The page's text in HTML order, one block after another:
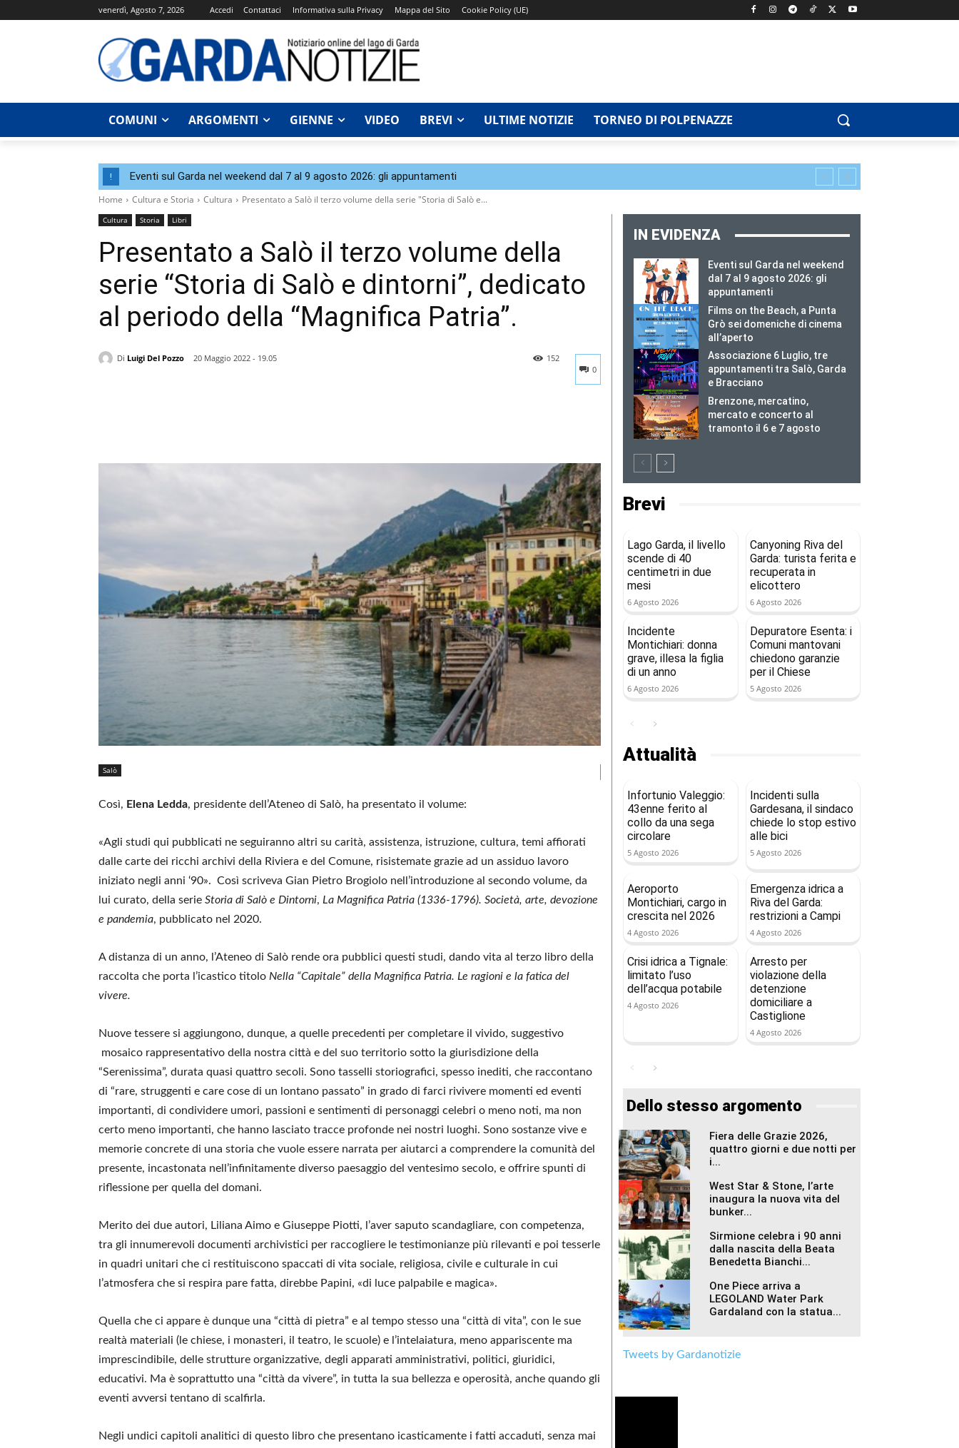
venerdì, Agosto 7, 2026 Accedi Contattaci Informativa sulla Privacy Mappa del Sito Cookie Policy (UE)
COMUNI ARGOMENTI GIENNE VIDEO BREVI ULTIME NOTIZIE TORNEO DI POLPENAZZE
! Eventi sul Garda nel weekend dal 7 al 9 agosto 2026: gli appuntamenti
Home Cultura e Storia Cultura Presentato a Salò il terzo volume della serie "Storia di Salò e...
Cultura Storia Libri
Presentato a Salò il terzo volume della
serie “Storia di Salò e dintorni”, dedicato
al periodo della “Magnifica Patria”.
Di Luigi Del Pozzo
20 Maggio 2022 - 19.05
0
152
Salò
Così, Elena Ledda, presidente dell’Ateneo di Salò, ha presentato il volume:
«Agli studi qui pubblicati ne seguiranno altri su carità, assistenza, istruzione, cultura, temi affiorati
dalle carte dei ricchi archivi della Riviera e del Comune, risistemate grazie ad un assiduo lavoro
iniziato negli anni ‘90». Così scriveva Gian Pietro Brogiolo nell’introduzione al secondo volume, da
lui curato, della serie Storia di Salò e Dintorni, La Magnifica Patria (1336-1796). Società, arte, devozione
e pandemia, pubblicato nel 2020.
A distanza di un anno, l’Ateneo di Salò rende ora pubblici questi studi, dando vita al terzo libro della
raccolta che porta l’icastico titolo Nella “Capitale” della Magnifica Patria. Le ragioni e la fatica del
vivere.
Nuove tessere si aggiungono, dunque, a quelle precedenti per completare il vivido, suggestivo
mosaico rappresentativo della nostra città e del suo territorio sotto la giurisdizione della
“Serenissima”, durata quasi quattro secoli. Sono tasselli storiografici, spesso inediti, che raccontano
di “rare, struggenti e care cose di un lontano passato” in grado di farci rivivere momenti ed eventi
importanti, di condividere umori, passioni e sentimenti di personaggi celebri o meno noti, ma non
certo meno importanti, che hanno lasciato tracce profonde nei nostri luoghi. Sono sostanze vive e
memorie concrete di una storia che vuole essere narrata per aiutarci a comprendere la comunità del
presente, incastonata nell’infinitamente diverso paesaggio del ventesimo secolo, e offrire spunti di
riflessione per quella del domani.
Merito dei due autori, Liliana Aimo e Giuseppe Piotti, l’aver saputo scandagliare, con competenza,
tra gli innumerevoli documenti archivistici per raccogliere le testimonianze più rilevanti e poi tesserle
in quadri unitari che ci restituiscono spaccati di vita sociale, religiosa, civile e culturale in cui
l’atmosfera che si respira pare fatta, direbbe Papini, «di luce palpabile e magica».
Quella che ci appare è dunque una “città di pietra” e al tempo stesso una “città di vita”, con le sue
realtà materiali (le chiese, i monasteri, il teatro, le scuole) e l’intelaiatura, meno appariscente ma
imprescindibile, delle strutture organizzative, degli apparati amministrativi, politici, giuridici,
educativi. Ma è soprattutto una “città da vivere”, in tutta la sua bellezza e operosità, anche quando gli
eventi avversi tentano di scalfirla.
Negli undici capitoli analitici di questo libro che presentano icasticamente i fatti accaduti, senza mai
IN EVIDENZA
Eventi sul Garda nel weekend
dal 7 al 9 agosto 2026: gli
appuntamenti
Films on the Beach, a Punta
Grò sei domeniche di cinema
all’aperto
Associazione 6 Luglio, tre
appuntamenti tra Salò, Garda
e Bracciano
Brenzone, mercatino,
mercato e concerto al
tramonto il 6 e 7 agosto
Brevi
Lago Garda, il livello
scende di 40
centimetri in due
mesi
6 Agosto 2026
Canyoning Riva del
Garda: turista ferita e
recuperata in
elicottero
6 Agosto 2026
Incidente
Montichiari: donna
grave, illesa la figlia
di un anno
6 Agosto 2026
Depuratore Esenta: i
Comuni mantovani
chiedono garanzie
per il Chiese
5 Agosto 2026
Attualità
Infortunio Valeggio:
43enne ferito al
collo da una sega
circolare
5 Agosto 2026
Incidenti sulla
Gardesana, il sindaco
chiede lo stop estivo
alle bici
5 Agosto 2026
Aeroporto
Montichiari, cargo in
crescita nel 2026
4 Agosto 2026
Emergenza idrica a
Riva del Garda:
restrizioni a Campi
4 Agosto 2026
Crisi idrica a Tignale:
limitato l’uso
dell’acqua potabile
4 Agosto 2026
Arresto per
violazione della
detenzione
domiciliare a
Castiglione
4 Agosto 2026
Dello stesso argomento
Fiera delle Grazie 2026,
quattro giorni e due notti per
i...
West Star & Stone, l’arte
inaugura la nuova vita del
bunker...
Sirmione celebra i 90 anni
dalla nascita della Beata
Benedetta Bianchi...
One Piece arriva a
LEGOLAND Water Park
Gardaland con la statua...
Tweets by Gardanotizie